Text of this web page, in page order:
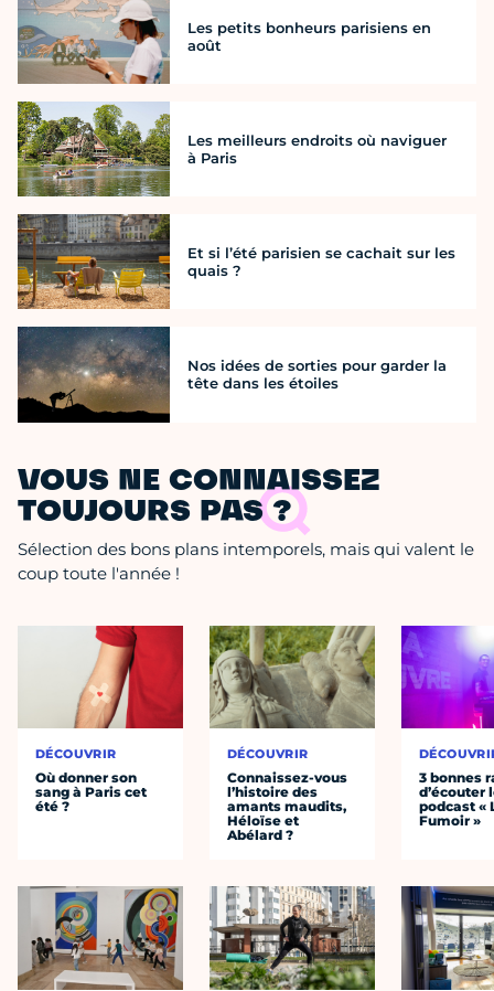
Les petits bonheurs parisiens en
août
Les meilleurs endroits où naviguer
à Paris
Et si l’été parisien se cachait sur les
quais ?
Nos idées de sorties pour garder la
tête dans les étoiles
VOUS NE CONNAISSEZ
TOUJOURS PAS ?
Sélection des bons plans intemporels, mais qui valent le
coup toute l'année !
DÉCOUVRIR
Où donner son
sang à Paris cet
été ?
DÉCOUVRIR
Connaissez-vous
l’histoire des
amants maudits,
Héloïse et
Abélard ?
3 bonnes
d’écouter
podcast «
Fumoir »